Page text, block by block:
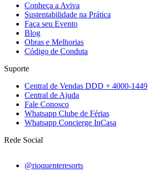
Conheça a Aviva
Sustentabilidade na Prática
Faça seu Evento
Blog
Obras e Melhorias
Código de Conduta
Suporte
Central de Vendas DDD + 4000-1449
Central de Ajuda
Fale Conosco
Whatsapp Clube de Férias
Whatsapp Concierge InCasa
Rede Social
@rioquenteresorts